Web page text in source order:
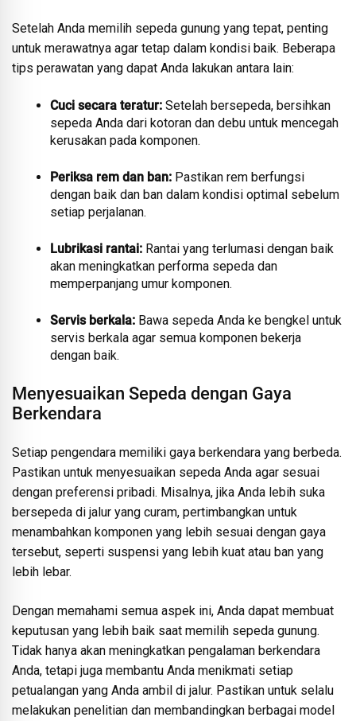
Setelah Anda memilih sepeda gunung yang tepat, penting
untuk merawatnya agar tetap dalam kondisi baik. Beberapa
tips perawatan yang dapat Anda lakukan antara lain:
Cuci secara teratur: Setelah bersepeda, bersihkan
sepeda Anda dari kotoran dan debu untuk mencegah
kerusakan pada komponen.
Periksa rem dan ban: Pastikan rem berfungsi
dengan baik dan ban dalam kondisi optimal sebelum
setiap perjalanan.
Lubrikasi rantai: Rantai yang terlumasi dengan baik
akan meningkatkan performa sepeda dan
memperpanjang umur komponen.
Servis berkala: Bawa sepeda Anda ke bengkel untuk
servis berkala agar semua komponen bekerja
dengan baik.
Menyesuaikan Sepeda dengan Gaya
Berkendara
Setiap pengendara memiliki gaya berkendara yang berbeda.
Pastikan untuk menyesuaikan sepeda Anda agar sesuai
dengan preferensi pribadi. Misalnya, jika Anda lebih suka
bersepeda di jalur yang curam, pertimbangkan untuk
menambahkan komponen yang lebih sesuai dengan gaya
tersebut, seperti suspensi yang lebih kuat atau ban yang
lebih lebar.
Dengan memahami semua aspek ini, Anda dapat membuat
keputusan yang lebih baik saat memilih sepeda gunung.
Tidak hanya akan meningkatkan pengalaman berkendara
Anda, tetapi juga membantu Anda menikmati setiap
petualangan yang Anda ambil di jalur. Pastikan untuk selalu
melakukan penelitian dan membandingkan berbagai model